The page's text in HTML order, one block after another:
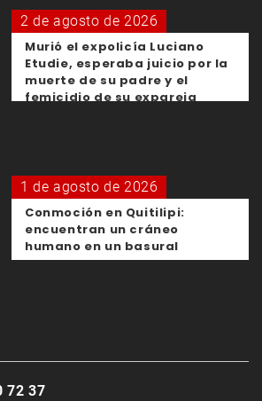
2 de agosto de 2026
Murió el expolicía Luciano
Etudie, esperaba juicio por la
muerte de su padre y el
femicidio de su expareja
1 de agosto de 2026
Conmoción en Quitilipi:
encuentran un cráneo
humano en un basural
72 37